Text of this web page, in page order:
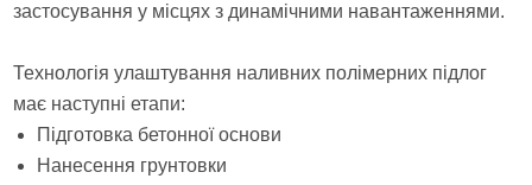
застосування у місцях з динамічними навантаженнями.
Технологія улаштування наливних полімерних підлог
має наступні етапи:
Підготовка бетонної основи
Нанесення грунтовки